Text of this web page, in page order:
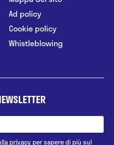
Ad policy
Cookie policy
Whistleblowing
privacy per sapere di più sul